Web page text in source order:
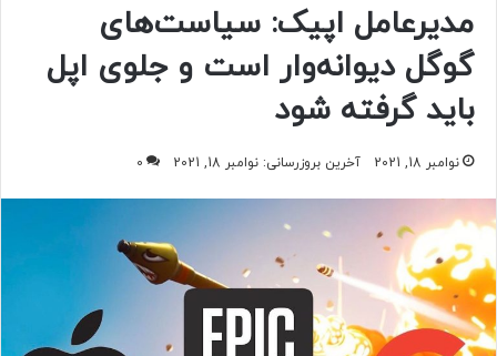
مدیرعامل اپیک: سیاست‌های
گوگل دیوانه‌وار است و جلوی اپل
باید گرفته شود
نوامبر 18, 2021 آخرین بروزرسانی: نوامبر 18, 2021 0